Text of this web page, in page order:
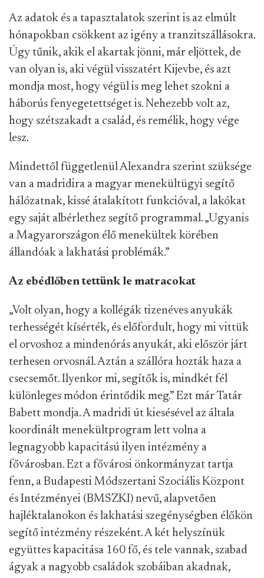
Az adatok és a tapasztalatok szerint is az elmúlt
hónapokban csökkent az igény a tranzitszállásokra.
Úgy tűnik, akik el akartak jönni, már eljöttek, de
van olyan is, aki végül visszatért Kijevbe, és azt
mondja most, hogy végül is meg lehet szokni a
háborús fenyegetettséget is. Nehezebb volt az,
hogy szétszakadt a család, és remélik, hogy vége
lesz.
Mindettől függetlenül Alexandra szerint szüksége
van a madridira a magyar menekültügyi segítő
hálózatnak, kissé átalakított funkcióval, a lakókat
egy saját albérlethez segítő programmal. „Ugyanis
a Magyarországon élő menekültek körében
állandóak a lakhatási problémák.”
Az ebédlőben tettünk le matracokat
„Volt olyan, hogy a kollégák tizenéves anyukák
terhességét kísérték, és előfordult, hogy mi vittük
el orvoshoz a mindenórás anyukát, aki először járt
terhesen orvosnál. Aztán a szállóra hozták haza a
csecsemőt. Ilyenkor mi, segítők is, mindkét fél
különleges módon érintődik meg.” Ezt már Tatár
Babett mondja. A madridi út kiesésével az általa
koordinált menekültprogram lett volna a
legnagyobb kapacitású ilyen intézmény a
fővárosban. Ezt a fővárosi önkormányzat tartja
fenn, a Budapesti Módszertani Szociális Központ
és Intézményei (BMSZKI) nevű, alapvetően
hajléktalanokon és lakhatási szegénységben élőkön
segítő intézmény részeként. A két helyszínük
együttes kapacitása 160 fő, és tele vannak, szabad
ágyak a nagyobb családok szobáiban akadnak,